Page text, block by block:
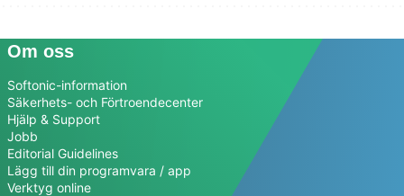
Om oss
Softonic-information
Säkerhets- och Förtroendecenter
Hjälp & Support
Jobb
Editorial Guidelines
Lägg till din programvara / app
Verktyg online